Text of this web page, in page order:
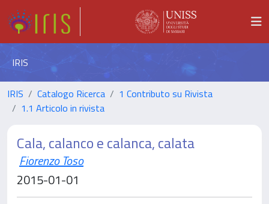
IRIS
IRIS Catalogo Ricerca
1 Contributo su Rivista
1.1 Articolo in rivista
Cala, calanco e calanca, calata
Fiorenzo Toso
2015-01-01